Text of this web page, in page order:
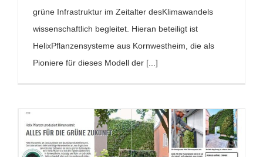
grüne Infrastruktur im Zeitalter desKlimawandels
wissenschaftlich begleitet. Hieran beteiligt ist
HelixPflanzensysteme aus Kornwestheim, die als
Pioniere für dieses Modell der [...]